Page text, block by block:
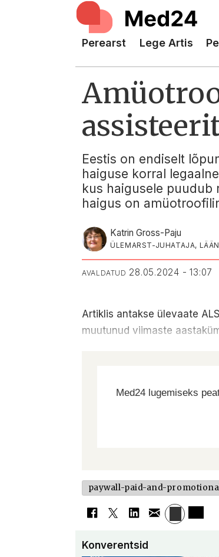
Perearst Lege Artis
Eestis on endiselt
haiguse korral
kus haigusele puudub
haigus on
Katrin Gross-Paju
ÜLEMARST-JUHATAJA,
AVALDATUD 28.05.2024 - 13:07
Artiklis antakse ülevaate
muutunud viimaste
Med24 lugemiseks
paywall-paid-and-
Konverentsid